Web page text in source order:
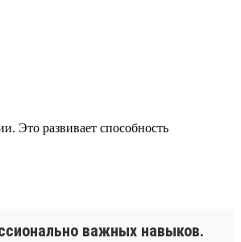
Это развивает способность
важных навыков.